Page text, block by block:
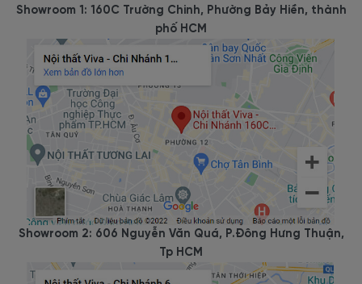
Showroom 1: 160C Trường Chinh, Phường Bảy Hiền, thành
phố HCM
Showroom 2: 606 Nguyễn Văn Quá, P.Đông Hưng Thuận,
Tp HCM